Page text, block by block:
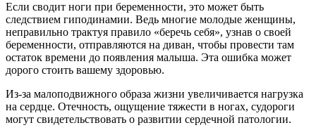
Если сводит ноги при беременности, это может быть
следствием гиподинамии. Ведь многие молодые женщины,
неправильно трактуя правило «беречь себя», узнав о своей
беременности, отправляются на диван, чтобы провести там
остаток времени до появления малыша. Эта ошибка может
дорого стоить вашему здоровью.
Из-за малоподвижного образа жизни увеличивается нагрузка
на сердце. Отечность, ощущение тяжести в ногах, судороги
могут свидетельствовать о развитии сердечной патологии.